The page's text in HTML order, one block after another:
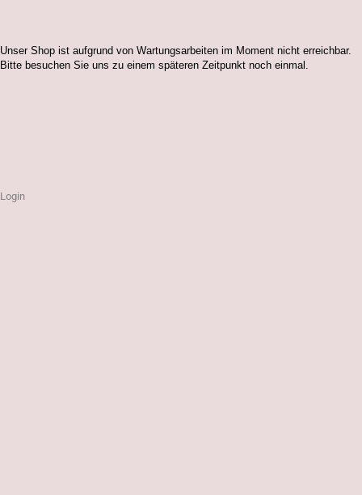
Unser Shop ist aufgrund von Wartungsarbeiten im Moment nicht erreichbar.
Bitte besuchen Sie uns zu einem späteren Zeitpunkt noch einmal.
Login